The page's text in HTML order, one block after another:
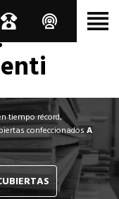
tiempo récord,
confeccionadosA